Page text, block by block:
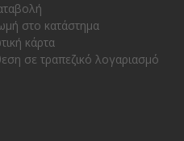
στο κατάστημα
κάρτα
σε τραπεζικό λογαριασμό